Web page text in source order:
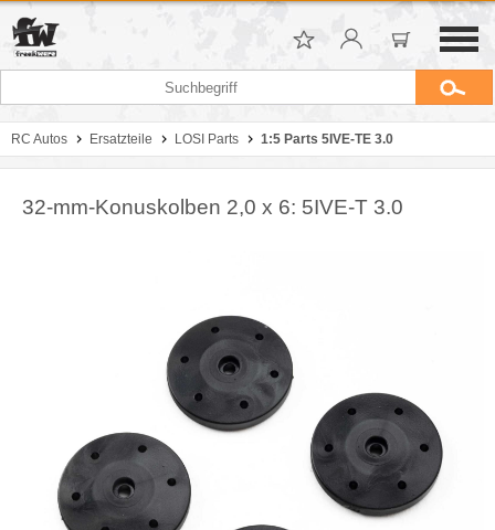
RC Autos Ersatzteile LOSI Parts 1:5 Parts 5IVE-TE 3.0
32-mm-Konuskolben 2,0 x 6: 5IVE-T 3.0